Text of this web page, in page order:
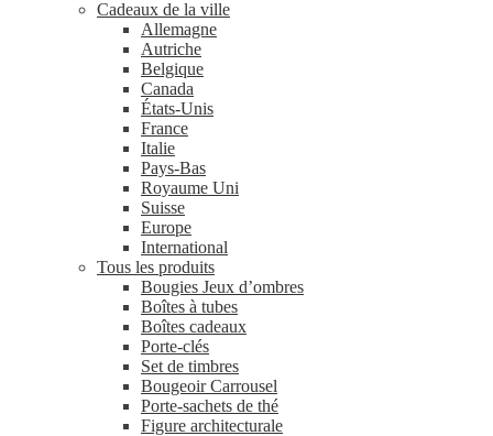
Cadeaux de la ville
Allemagne
Autriche
Belgique
Canada
États-Unis
France
Italie
Pays-Bas
Royaume Uni
Suisse
Europe
International
Tous les produits
Bougies Jeux d’ombres
Boîtes à tubes
Boîtes cadeaux
Porte-clés
Set de timbres
Bougeoir Carrousel
Porte-sachets de thé
Figure architecturale